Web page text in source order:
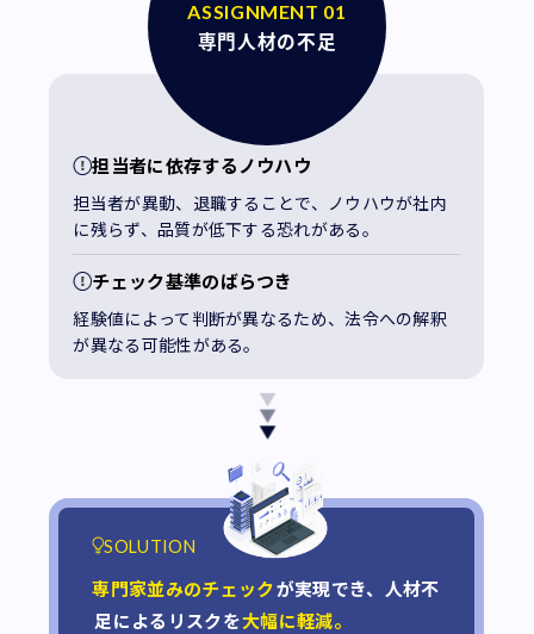
ASSIGNMENT 01
専門人材の不足
担当者に依存するノウハウ
担当者が異動、退職することで、ノウハウが社内
に残らず、品質が低下する恐れがある。
チェック基準のばらつき
経験値によって判断が異なるため、法令への解釈
が異なる可能性がある。
SOLUTION
専門家並みのチェックが実現でき、人材不
足によるリスクを大幅に軽減。